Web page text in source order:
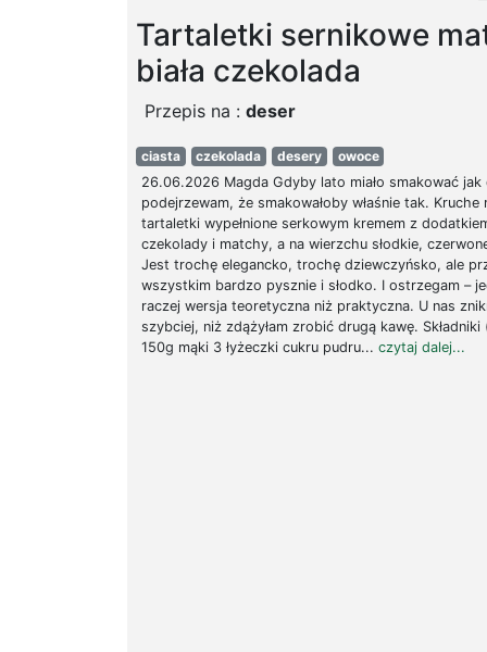
Tartaletki sernikowe
biała czekolada
Przepis na : deser
ciasta czekolada desery
owoce
26.06.2026 Magda Gdyby lato miało smakować jak
podejrzewam, że smakowałoby właśnie tak. Kruche
tartaletki wypełnione serkowym kremem z
czekolady i matchy, a na wierzchu słodkie,
Jest trochę elegancko, trochę dziewczyńsko, ale
wszystkim bardzo pysznie i słodko. I ostrzegam –
raczej wersja teoretyczna niż praktyczna. U nas
szybciej, niż zdążyłam zrobić drugą kawę.
150g mąki 3 łyżeczki cukru pudru... czytaj dalej...